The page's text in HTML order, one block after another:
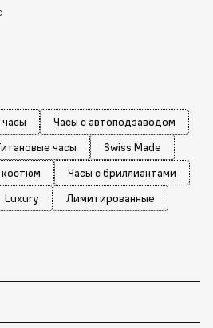
Часы с автоподзаводом
часы
Swiss Made
Часы с бриллиантами
Luxury Лимитированные